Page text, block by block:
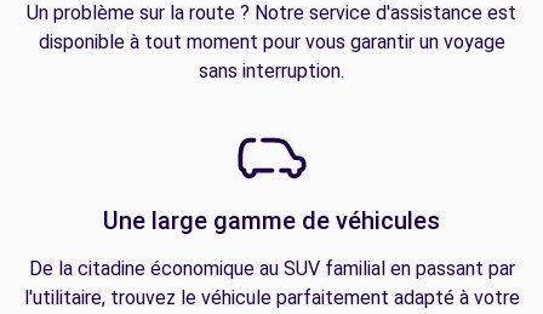
Un problème sur la route ? Notre service d'assistance est
disponible à tout moment pour vous garantir un voyage
sans interruption.
Une large gamme de véhicules
De la citadine économique au SUV familial en passant par
l'utilitaire, trouvez le véhicule parfaitement adapté à votre